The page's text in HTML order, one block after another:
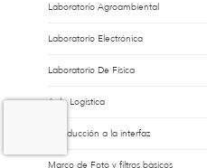
Laboratorio Agroambiental
Laboratorio Electrónica
Laboratorio De Física
Aula Logística
Introducción a la interfaz
Marco de Foto y filtros básicos